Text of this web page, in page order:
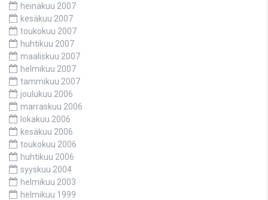
heinäkuu 2007
kesäkuu 2007
toukokuu 2007
huhtikuu 2007
maaliskuu 2007
helmikuu 2007
tammikuu 2007
joulukuu 2006
marraskuu 2006
lokakuu 2006
kesäkuu 2006
toukokuu 2006
huhtikuu 2006
syyskuu 2004
helmikuu 2003
helmikuu 1999